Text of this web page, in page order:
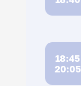
18:45
20:05